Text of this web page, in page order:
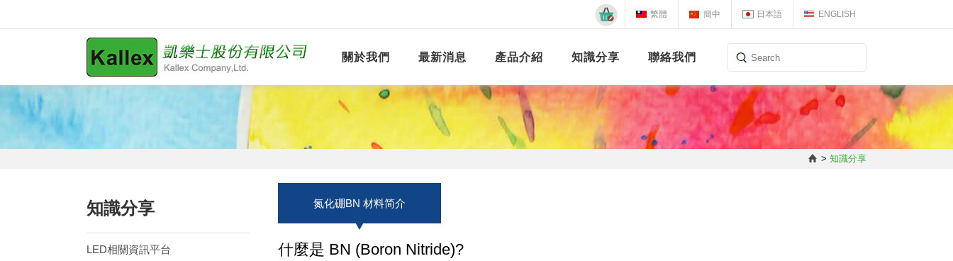
ENGLISH
日本語
簡中
繁體
關於我們 最新消息 產品介紹 知識分享 聯絡我們
> 知識分享
知識分享
LED相關資訊平台
氮化硼BN 材料简介
什麼是 BN (Boron Nitride)?